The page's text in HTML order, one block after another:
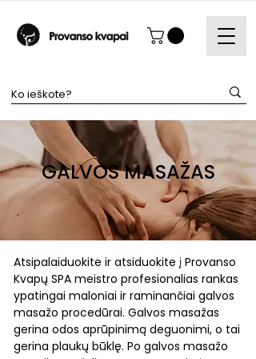
GALVOS MASAŽAS
Atsipalaiduokite ir atsiduokite į Provanso
Kvapų SPA meistro profesionalias rankas
ypatingai maloniai ir raminančiai galvos
masažo procedūrai. Galvos masažas
gerina odos aprūpinimą deguonimi, o tai
gerina plaukų būklę. Po galvos masažo